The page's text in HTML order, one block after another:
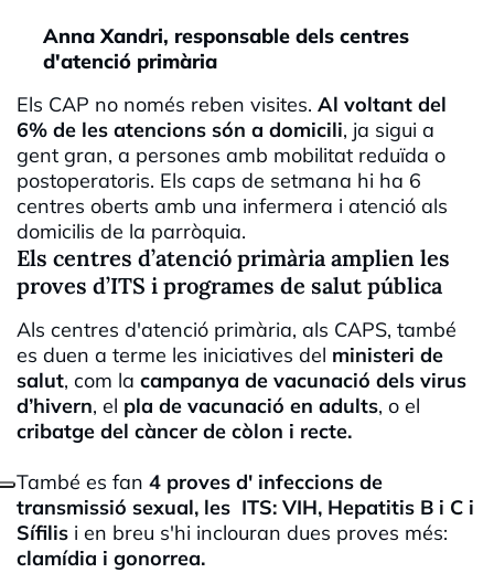
Anna Xandri, responsable dels centres
d'atenció primària
Els CAP no només reben visites. Al voltant del
6% de les atencions són a domicili, ja sigui a
gent gran, a persones amb mobilitat reduïda o
postoperatoris. Els caps de setmana hi ha 6
centres oberts amb una infermera i atenció als
domicilis de la parròquia.
Els centres d’atenció primària amplien les
proves d’ITS i programes de salut pública
Als centres d'atenció primària, als CAPS, també
es duen a terme les iniciatives del ministeri de
salut, com la campanya de vacunació dels virus
d’hivern, el pla de vacunació en adults, o el
cribatge del càncer de còlon i recte.
També es fan 4 proves d' infeccions de
transmissió sexual, les ITS: VIH, Hepatitis B i C i
Sífilis i en breu s'hi inclouran dues proves més:
clamídia i gonorrea.